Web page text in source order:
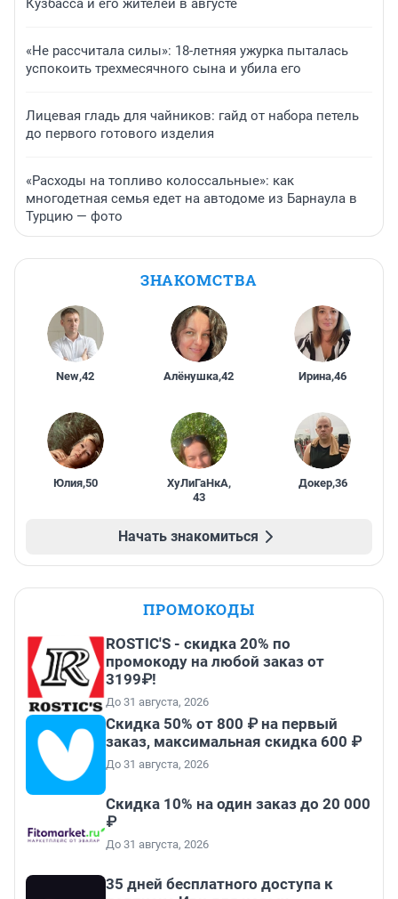
Кузбасса и его жителей в августе
«Не рассчитала силы»: 18-летняя ужурка пыталась
успокоить трехмесячного сына и убила его
Лицевая гладь для чайников: гайд от набора петель
до первого готового изделия
«Расходы на топливо колоссальные»: как
многодетная семья едет на автодоме из Барнаула в
Турцию — фото
ЗНАКОМСТВА
New,42 Алёнушка,42 Ирина,46
Юлия,50 ХуЛиГаНкА,
43
Докер,36
Начать знакомиться
ПРОМОКОДЫ
ROSTIC'S - скидка 20% по
промокоду на любой заказ от
3199₽!
До 31 августа, 2026
Скидка 50% от 800 ₽ на первый
заказ, максимальная скидка 600 ₽
До 31 августа, 2026
Скидка 10% на один заказ до 20 000
₽
До 31 августа, 2026
35 дней бесплатного доступа к